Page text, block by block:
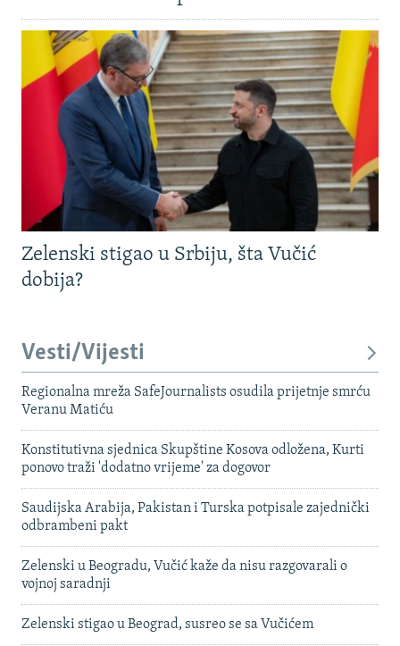
Zelenski stigao u Srbiju, šta Vučić
dobija?
Vesti/Vijesti
Regionalna mreža SafeJournalists osudila prijetnje smrću
Veranu Matiću
Konstitutivna sjednica Skupštine Kosova odložena, Kurti
ponovo traži 'dodatno vrijeme' za dogovor
Saudijska Arabija, Pakistan i Turska potpisale zajednički
odbrambeni pakt
Zelenski u Beogradu, Vučić kaže da nisu razgovarali o
vojnoj saradnji
Zelenski stigao u Beograd, susreo se sa Vučićem